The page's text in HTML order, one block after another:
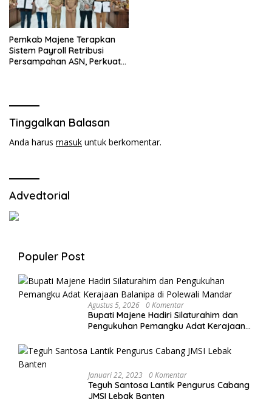
Pemkab Majene Terapkan
Sistem Payroll Retribusi
Persampahan ASN, Perkuat
Tinggalkan Balasan
Anda harus masuk untuk berkomentar.
Advedtorial
Populer Post
Agustus 5, 2026 0 Komentar
Bupati Majene Hadiri Silaturahim dan
Pengukuhan Pemangku Adat Kerajaan
Januari 22, 2023 0 Komentar
Teguh Santosa Lantik Pengurus Cabang
JMSI Lebak Banten